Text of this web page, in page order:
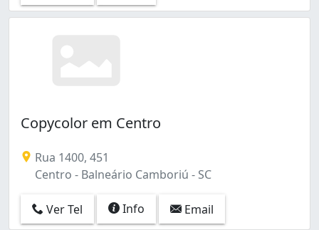
Copycolor em Centro
Rua 1400, 451
Centro - Balneário Camboriú - SC
Ver Tel Info Email